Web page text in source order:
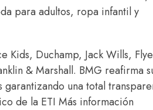
para adultos, ropa infantil y
Kids, Duchamp, Jack Wills,
& Marshall. BMG reafirma
una total
de la ETI Más información